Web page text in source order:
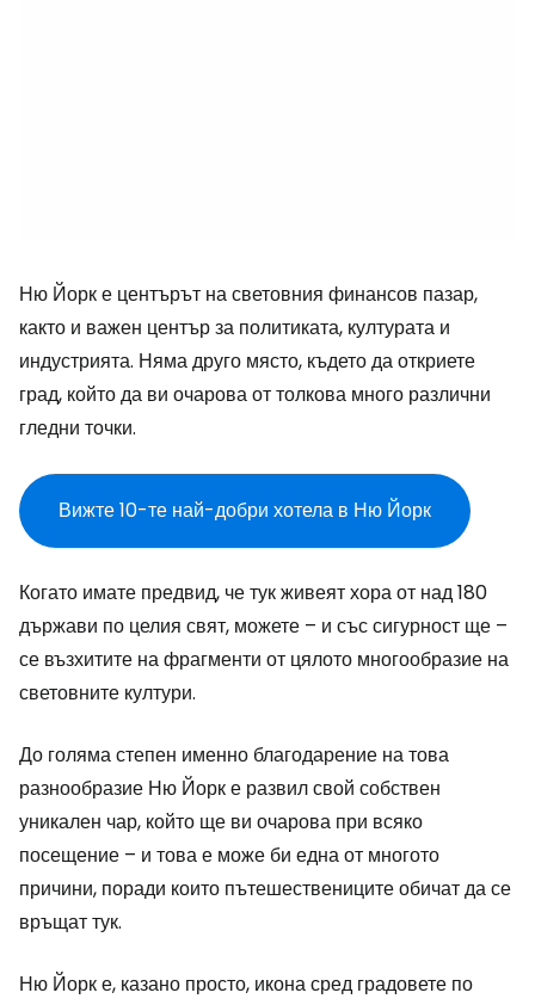
Ню Йорк е центърът на световния финансов пазар,
както и важен център за политиката, културата и
индустрията. Няма друго място, където да откриете
град, който да ви очарова от толкова много различни
гледни точки.
Вижте 10-те най-добри хотела в Ню Йорк
Когато имате предвид, че тук живеят хора от над 180
държави по целия свят, можете – и със сигурност ще –
се възхитите на фрагменти от цялото многообразие на
световните култури.
До голяма степен именно благодарение на това
разнообразие Ню Йорк е развил свой собствен
уникален чар, който ще ви очарова при всяко
посещение – и това е може би една от многото
причини, поради които пътешествениците обичат да се
връщат тук.
Ню Йорк е, казано просто, икона сред градовете по